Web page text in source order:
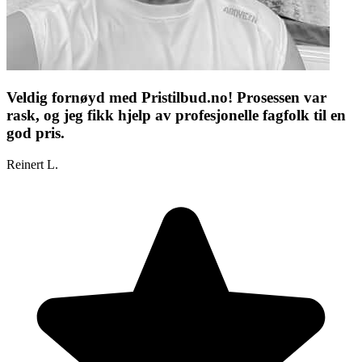
Veldig fornøyd med Pristilbud.no! Prosessen var
rask, og jeg fikk hjelp av profesjonelle fagfolk til en
god pris.
Reinert L.